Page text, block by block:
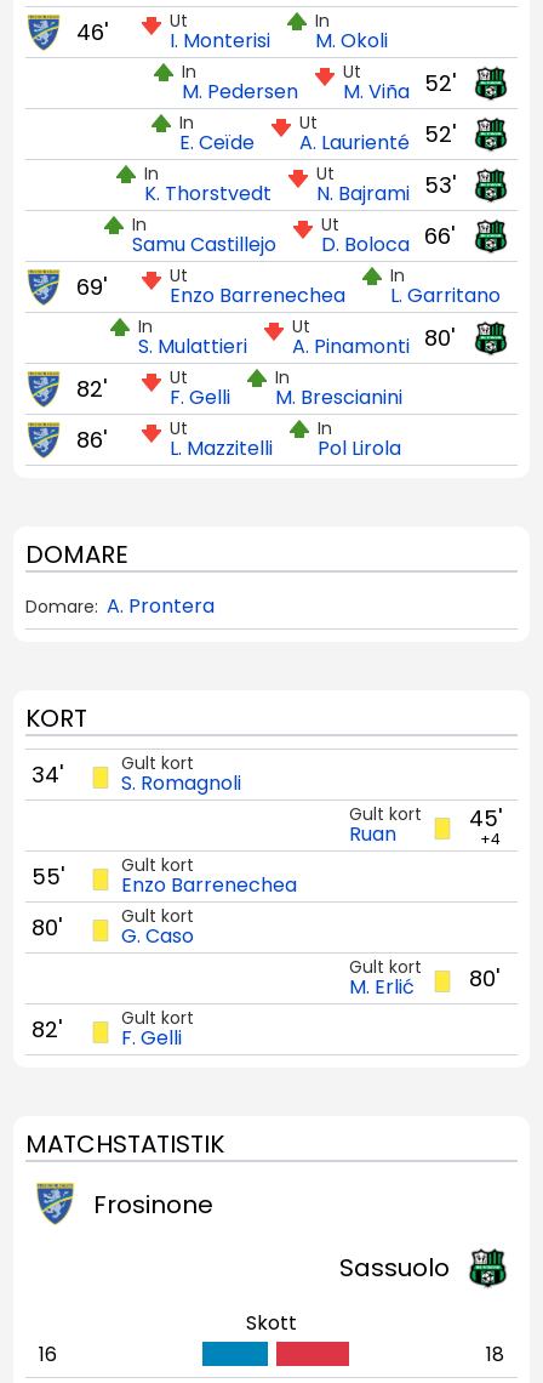
Ut
I. Monterisi
In
M. Okoli
46'
52'
Ut
M. Viña
In
M. Pedersen
52'
Ut
A. Laurienté
In
E. Ceïde
53'
Ut
N. Bajrami
In
K. Thorstvedt
66'
Ut
D. Boloca
In
Samu Castillejo
Ut
Enzo Barrenechea
In
L. Garritano
69'
80'
Ut
A. Pinamonti
In
S. Mulattieri
Ut
F. Gelli
In
M. Brescianini
82'
Ut
L. Mazzitelli
In
Pol Lirola
86'
DOMARE
Domare: A. Prontera
KORT
Gult kort
S. Romagnoli
34'
45'
+4
Gult kort
Ruan
Gult kort
Enzo Barrenechea
55'
Gult kort
G. Caso
80'
80'
Gult kort
M. Erlić
Gult kort
F. Gelli
82'
MATCHSTATISTIK
Frosinone
Sassuolo
Skott
16
18